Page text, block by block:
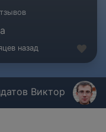
назад
Виктор